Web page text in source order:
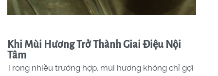
Khi Mùi Hương Trở Thành Giai Điệu Nội
Tâm
Trong nhiều trường hợp, mùi hương không chỉ gợi